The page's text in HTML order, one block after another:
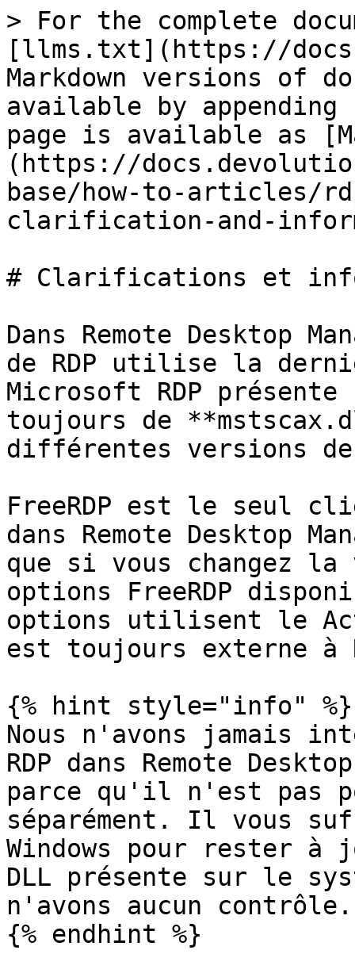
> For the complete
[llms.txt](https://
Markdown versions of
available by
page is available as
(https://
base/how-to-articles/
clarification-and-
# Clarifications et
Dans Remote Desktop
de RDP utilise la
Microsoft RDP
toujours de
différentes versions
FreeRDP est le seul
dans Remote Desktop
que si vous changez la
options FreeRDP
options utilisent le
est toujours externe à
{% hint style="info" %}
Nous n'avons jamais
RDP dans Remote
parce qu'il n'est pas
séparément. Il vous
Windows pour rester
DLL présente sur le
n'avons aucun contrôle.
{% endhint %}